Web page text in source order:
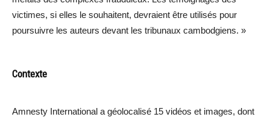
victimes, si elles le souhaitent, devraient être utilisés pour
poursuivre les auteurs devant les tribunaux cambodgiens. »
Contexte
Amnesty International a géolocalisé 15 vidéos et images, dont